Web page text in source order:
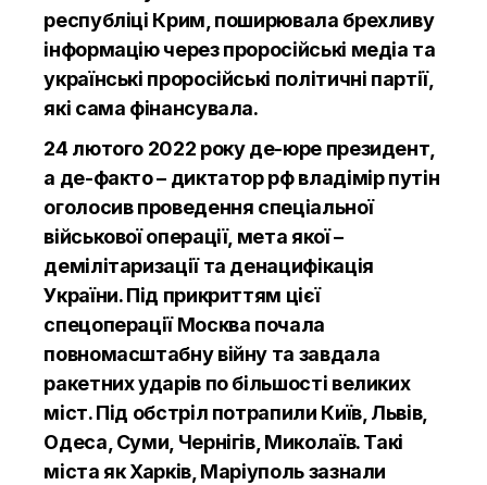
республіці Крим, поширювала брехливу
інформацію через проросійські медіа та
українські проросійські політичні партії,
які сама фінансувала.
24 лютого 2022 року де-юре президент,
а де-факто – диктатор рф владімір путін
оголосив проведення спеціальної
військової операції, мета якої –
демілітаризації та денацифікація
України. Під прикриттям цієї
спецоперації Москва почала
повномасштабну війну та завдала
ракетних ударів по більшості великих
міст. Під обстріл потрапили Київ, Львів,
Одеса, Суми, Чернігів, Миколаїв. Такі
міста як Харків, Маріуполь зазнали